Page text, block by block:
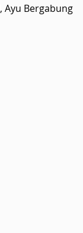
Ayu Bergabung